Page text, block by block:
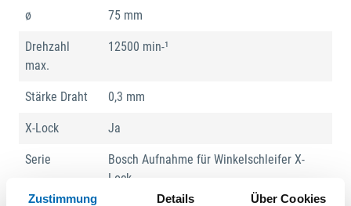
Zustimmung Details Über Cookies
ø 75 mm
Drehzahl
max.
12500 min-¹
Stärke Draht 0,3 mm
X-Lock Ja
Serie
Bosch Aufnahme für Winkelschleifer X-
Lock